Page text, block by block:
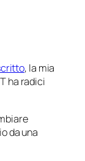
, la mia
ha radici
da una